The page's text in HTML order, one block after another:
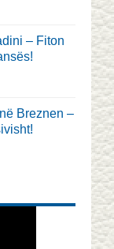
– Fiton
Breznen –